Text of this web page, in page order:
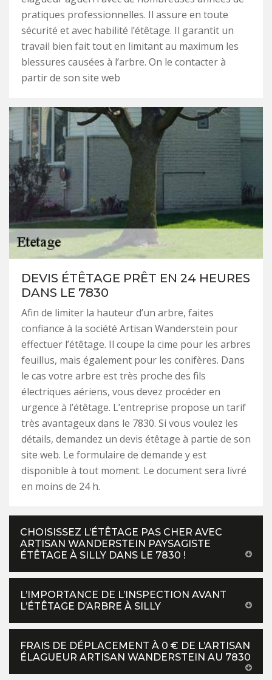
pratiques professionnelles. Il assure en toute
sécurité et avec habilité l’étêtage. Il garantit un
travail bien fait tout en limitant au maximum les
blessures causées à l’arbre. On le contacter à
partir de son site web
DEVIS ÉTÊTAGE PRÊT EN 24 HEURES
DANS LE 7830
Afin de limiter la hauteur d’un arbre, faites
confiance à la société Artisan Wanderstein pour
effectuer l’étêtage. Il coupe la cime pour les arbres
feuillus, mais également pour les conifères. Dans
le cas votre arbre est très proche des fils
électriques aériens, vous devez procéder en
urgence à l’étêtage. L’entreprise propose un tarif
très avantageux dans le 7830. Si vous voulez les
détails, demandez un devis étêtage à partie de son
site web. Le formulaire de demande y est
disponible à tout moment. Le document sera livré
en moins de 24 h.
CHOISISSEZ L’ÉTÊTAGE PAS CHER AVEC
ARTISAN WANDERSTEIN PAYSAGISTE
ÉTÊTAGE À SILLY DANS LE 7830 !
L’IMPORTANCE DE L’INSPECTION AVANT
L’ÉTÊTAGE D’ARBRE À SILLY
FRAIS DE DÉPLACEMENT À 0 € DE L’ARTISAN
ÉLAGUEUR ARTISAN WANDERSTEIN AU 7830